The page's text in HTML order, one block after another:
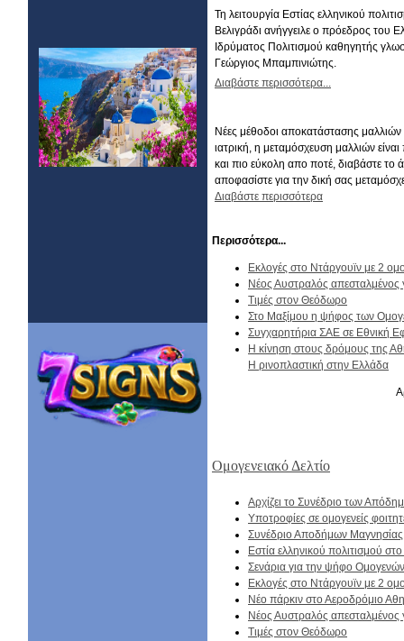
Τη λειτουργία Εστίας ελληνικού
Βελιγράδι ανήγγειλε ο πρόεδρος του
Ιδρύματος Πολιτισμού καθηγητής
Γεώργιος Μπαμπινιώτης.
Διαβάστε περισσότερα...
Νέες μέθοδοι αποκατάστασης μαλλιών
ιατρική, η μεταμόσχευση μαλλιών
και πιο εύκολη απο ποτέ, διαβάστε το
αποφασίστε για την δική σας
Διαβάστε περισσότερα
Περισσότερα...
Εκλογές στο Ντάργουϊν με 2
Nέος Αυστραλός απεσταλμένος
Τιμές στον Θεόδωρο
Στο Μαξίμου η ψήφος των
Συγχαρητήρια ΣΑΕ σε Εθνική
Η κίνηση στους δρόμους της
Η ρινοπλαστική στην Ελλάδα
Ομογενειακό Δελτίο
Αρχίζει το Συνέδριο των
Υποτροφίες σε ομογενείς
Συνέδριο Αποδήμων Μαγνησίας
Εστία ελληνικού πολιτισμού
Σενάρια για την ψήφο Ομογενών
Εκλογές στο Ντάργουϊν με 2
Νέο πάρκιν στο Αεροδρόμιο
Nέος Αυστραλός απεσταλμένος
Τιμές στον Θεόδωρο